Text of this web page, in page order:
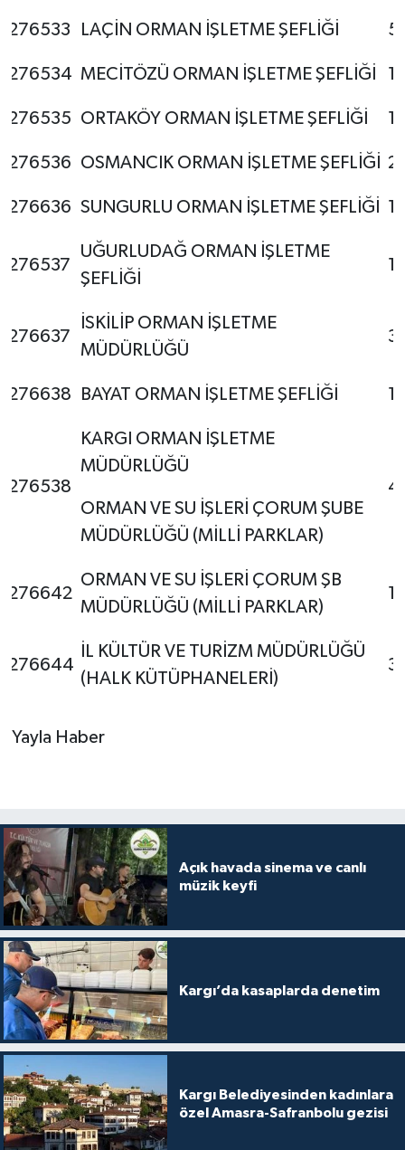
276533 LAÇİN ORMAN İŞLETME ŞEFLİĞİ 5
276534 MECİTÖZÜ ORMAN İŞLETME ŞEFLİĞİ
276535 ORTAKÖY ORMAN İŞLETME ŞEFLİĞİ 12
276536 OSMANCIK ORMAN İŞLETME ŞEFLİĞİ
276636 SUNGURLU ORMAN İŞLETME ŞEFLİĞİ
276537
UĞURLUDAĞ ORMAN İŞLETME
ŞEFLİĞİ
12
276637
İSKİLİP ORMAN İŞLETME
MÜDÜRLÜĞÜ
31
276638 BAYAT ORMAN İŞLETME ŞEFLİĞİ
276538
KARGI ORMAN İŞLETME
MÜDÜRLÜĞÜ
ORMAN VE SU İŞLERİ ÇORUM ŞUBE
MÜDÜRLÜĞÜ (MİLLİ PARKLAR)
276642
ORMAN VE SU İŞLERİ ÇORUM ŞB
MÜDÜRLÜĞÜ (MİLLİ PARKLAR)
276644
İL KÜLTÜR VE TURİZM MÜDÜRLÜĞÜ
(HALK KÜTÜPHANELERİ)
Yayla Haber
Açık havada sinema ve canlı
müzik keyfi
Kargı’da kasaplarda denetim
Kargı Belediyesinden kadınlara
özel Amasra-Safranbolu gezisi